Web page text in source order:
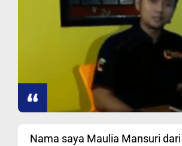
Nama saya Maulia Mansuri